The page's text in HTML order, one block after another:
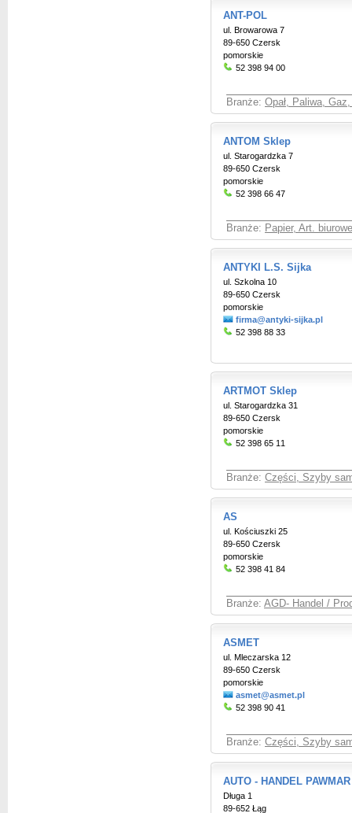
ANT-POL
ul. Browarowa 7
89-650 Czersk
pomorskie
52 398 94 00
Branże: Opał, Paliwa,
ANTOM Sklep
ul. Starogardzka 7
89-650 Czersk
pomorskie
52 398 66 47
Branże: Papier, Art.
ANTYKI L.S. Sijka
ul. Szkolna 10
89-650 Czersk
pomorskie
firma@antyki-sijka.pl
52 398 88 33
ARTMOT Sklep
ul. Starogardzka 31
89-650 Czersk
pomorskie
52 398 65 11
Branże: Części, Szyby
AS
ul. Kościuszki 25
89-650 Czersk
pomorskie
52 398 41 84
Branże: AGD- Handel /
ASMET
ul. Mleczarska 12
89-650 Czersk
pomorskie
asmet@asmet.pl
52 398 90 41
Branże: Części, Szyby
AUTO - HANDEL PAWMAR
Długa 1
89-652 Łąg